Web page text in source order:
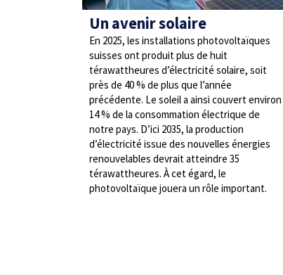
Un avenir solaire
En 2025, les installations photovoltaïques
suisses ont produit plus de huit
térawattheures d’électricité solaire, soit
près de 40 % de plus que l’année
précédente. Le soleil a ainsi couvert environ
14 % de la consommation électrique de
notre pays. D’ici 2035, la production
d’électricité issue des nouvelles énergies
renouvelables devrait atteindre 35
térawattheures. À cet égard, le
photovoltaïque jouera un rôle important.